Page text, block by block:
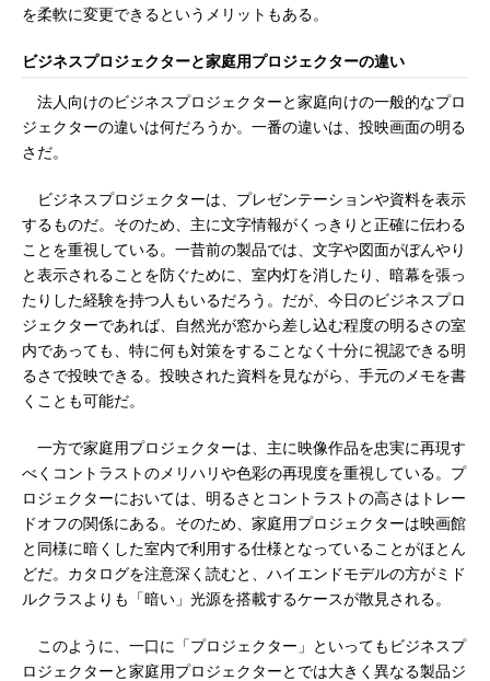
を柔軟に変更できるというメリットもある。
ビジネスプロジェクターと家庭用プロジェクターの違い
法人向けのビジネスプロジェクターと家庭向けの一般的なプロ
ジェクターの違いは何だろうか。一番の違いは、投映画面の明る
さだ。
ビジネスプロジェクターは、プレゼンテーションや資料を表示
するものだ。そのため、主に文字情報がくっきりと正確に伝わる
ことを重視している。一昔前の製品では、文字や図面がぼんやり
と表示されることを防ぐために、室内灯を消したり、暗幕を張っ
たりした経験を持つ人もいるだろう。だが、今日のビジネスプロ
ジェクターであれば、自然光が窓から差し込む程度の明るさの室
内であっても、特に何も対策をすることなく十分に視認できる明
るさで投映できる。投映された資料を見ながら、手元のメモを書
くことも可能だ。
一方で家庭用プロジェクターは、主に映像作品を忠実に再現す
べくコントラストのメリハリや色彩の再現度を重視している。プ
ロジェクターにおいては、明るさとコントラストの高さはトレー
ドオフの関係にある。そのため、家庭用プロジェクターは映画館
と同様に暗くした室内で利用する仕様となっていることがほとん
どだ。カタログを注意深く読むと、ハイエンドモデルの方がミド
ルクラスよりも「暗い」光源を搭載するケースが散見される。
このように、一口に「プロジェクター」といってもビジネスプ
ロジェクターと家庭用プロジェクターとでは大きく異なる製品ジ